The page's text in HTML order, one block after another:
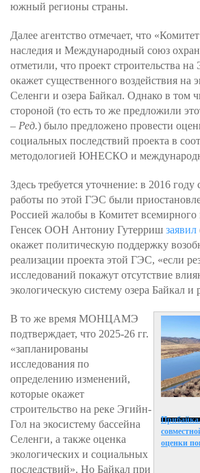
южный регионы страны.
Далее агентство отмечает, что
наследия и Международный союз
отметили, что проект строительства
окажет существенного воздействия на
Селенги и озера Байкал. Однако в том
стороной (то есть то же предложили
– Ред.) было предложено провести
социальных последствий проекта в
методологией ЮНЕСКО и
Здесь требуется уточнение: в 2016 году
работы по этой ГЭС были
Россией жалобы в Комитет
Генсек ООН Антониу Гутерриш заявил
окажет политическую поддержку
реализации проекта этой ГЭС, «если
исследований покажут отсутствие
экологическую систему озера Байкал и
оценки
В то же время МОНЦАМЭ
подтверждает, что 2025-26 гг.
«запланированы
исследования по
определению изменений,
которые окажет
строительство на реке Эгийн-
Гол на экосистему бассейна
Селенги, а также оценка
экологических и социальных
последствий». Но Байкал при